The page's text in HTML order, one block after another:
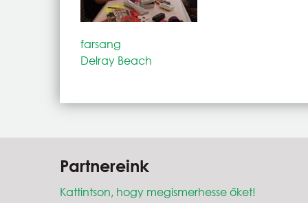
farsang
Delray Beach
Partnereink
Kattintson, hogy megismerhesse őket!